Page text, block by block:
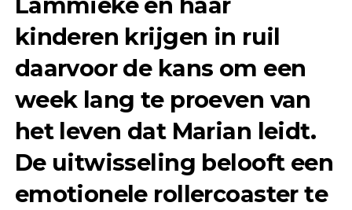
kinderen krijgen in ruil
daarvoor de kans om een
week lang te proeven van
het leven dat Marian leidt.
De uitwisseling belooft een
emotionele rollercoaster te